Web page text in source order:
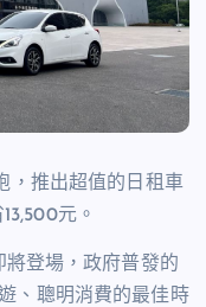
，推出超值的日租車
元。
將登場，政府普發的
、聰明消費的最佳時